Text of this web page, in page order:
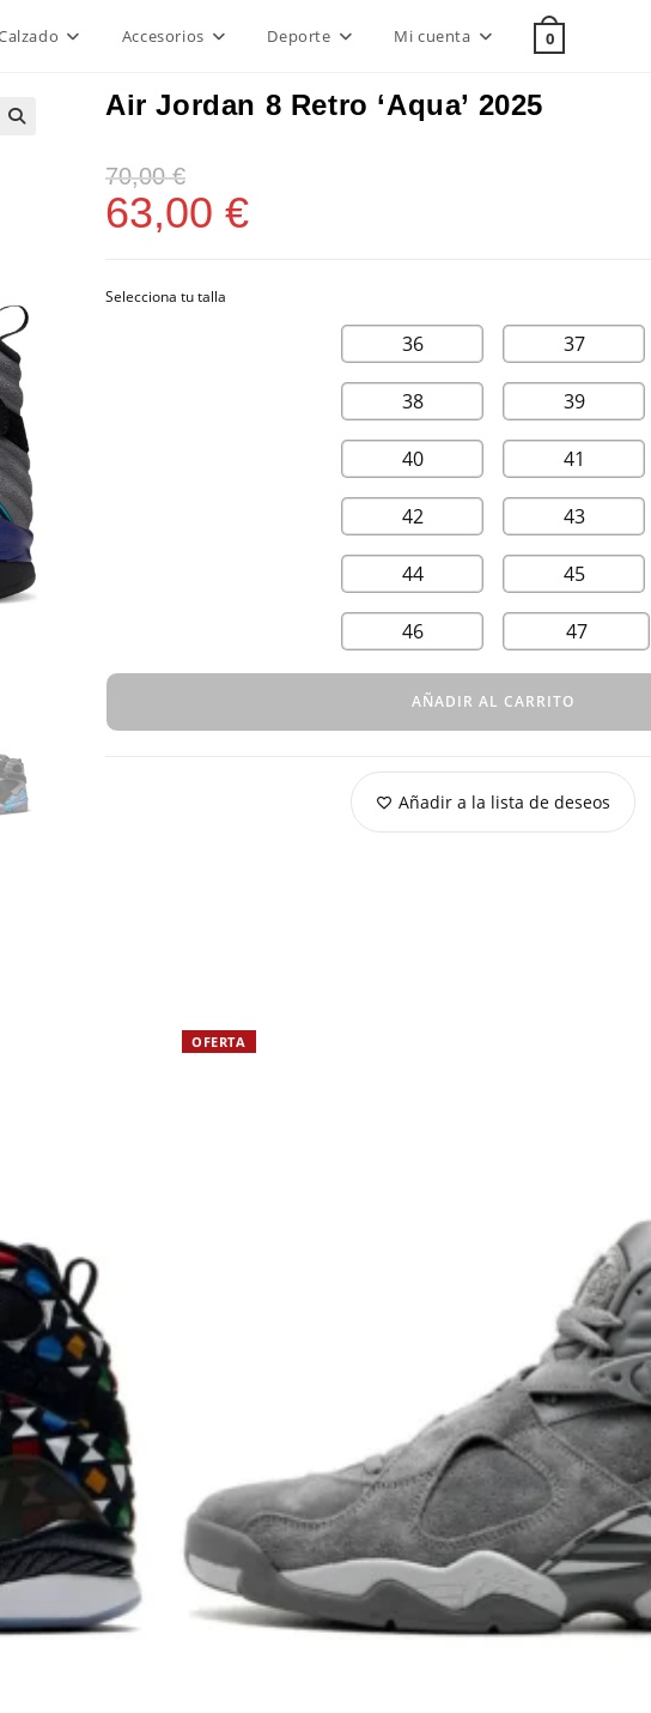
Accesorios Deporte Mi cuenta 0
Air Jordan 8 Retro ‘Aqua’ 2025
70,00€
63,00 €
36 37
38 39
40 41
42 43
44 45
46 47
AÑADIR AL CARRITO
Añadir a la lista de deseos
OFERTA